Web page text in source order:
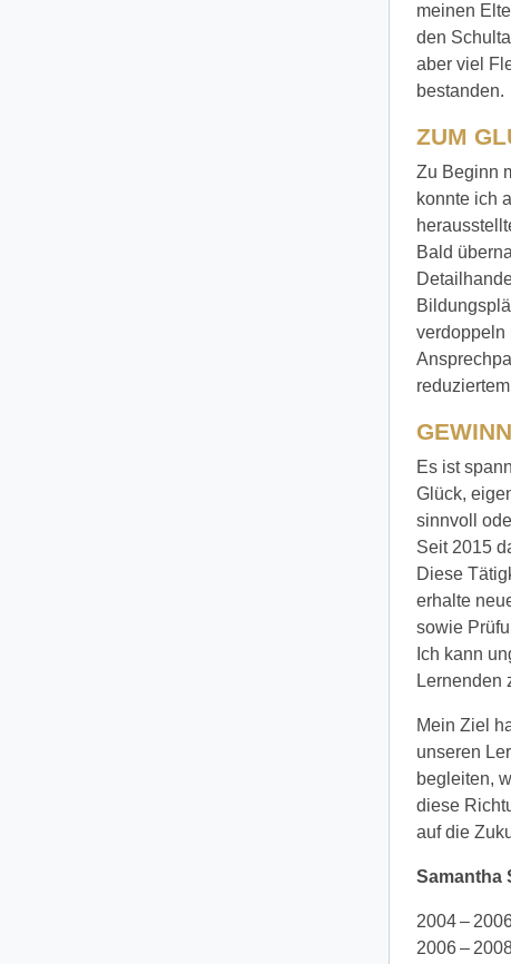
meinen
den
aber viel
bestanden.
ZUM
Zu Beginn
konnte ich
Bald
verdoppeln
Es ist
Glück,
sinnvoll
Seit 2015
Diese
erhalte
sowie
Ich kann
Lernenden
Mein Ziel
unseren
begleiten,
diese
auf die
Samantha
2004 –
2006 –